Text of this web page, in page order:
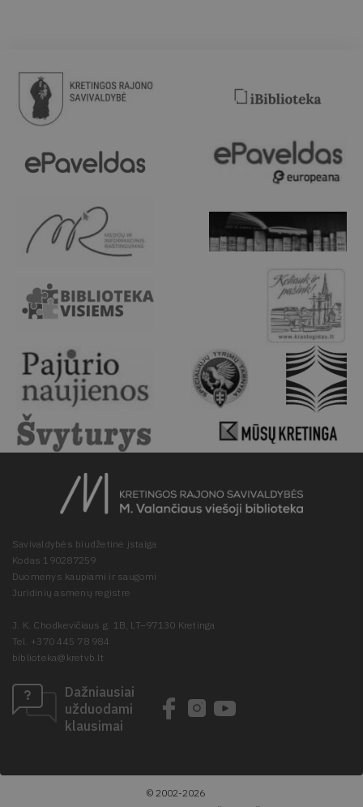
Savivaldybės biudžetinė įstaiga
Kodas 190287259
Duomenys kaupiami ir saugomi
Juridinių asmenų registre
J. K. Chodkevičiaus g. 1B, LT–97130 Kretinga
Tel. +370 445 78 984
biblioteka@kretvb.lt
Dažniausiai
užduodami
klausimai
© 2002-2026